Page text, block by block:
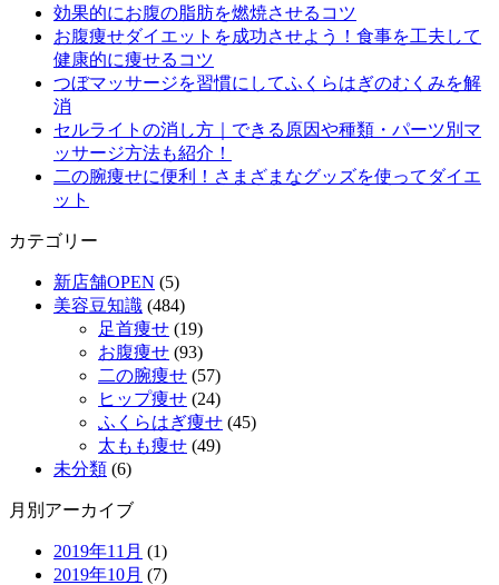
効果的にお腹の脂肪を燃焼させるコツ
お腹痩せダイエットを成功させよう！食事を工夫して
健康的に痩せるコツ
つぼマッサージを習慣にしてふくらはぎのむくみを解
消
セルライトの消し方｜できる原因や種類・パーツ別マ
ッサージ方法も紹介！
二の腕痩せに便利！さまざまなグッズを使ってダイエ
ット
カテゴリー
新店舗OPEN (5)
美容豆知識 (484)
足首痩せ (19)
お腹痩せ (93)
二の腕痩せ (57)
ヒップ痩せ (24)
ふくらはぎ痩せ (45)
太もも痩せ (49)
未分類 (6)
月別アーカイブ
2019年11月 (1)
2019年10月 (7)